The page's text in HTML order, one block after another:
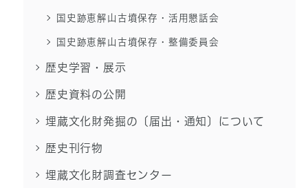
国史跡恵解山古墳保存・活用懇話会
国史跡恵解山古墳保存・整備委員会
歴史学習・展示
歴史資料の公開
埋蔵文化財発掘の〔届出・通知〕について
歴史刊行物
埋蔵文化財調査センター